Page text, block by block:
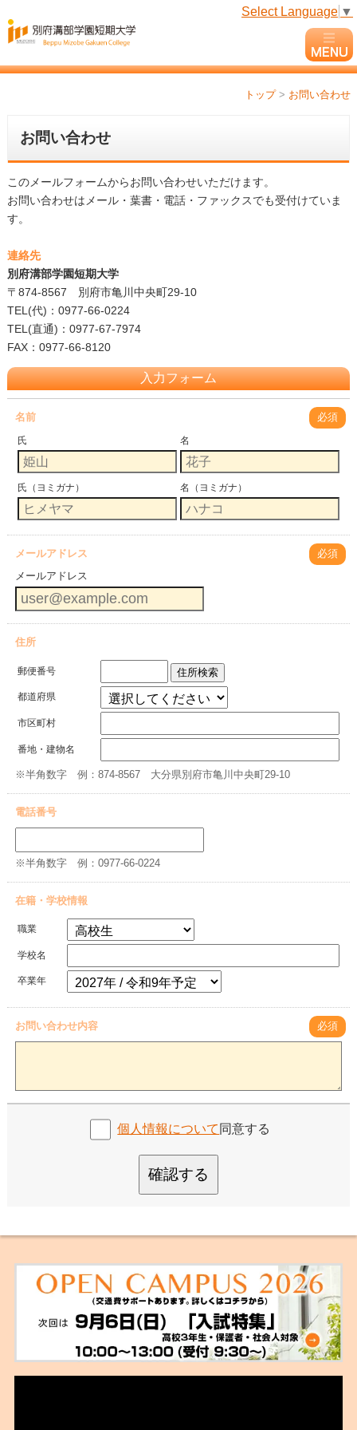
Select Language ▼
トップ > お問い合わせ
お問い合わせ
このメールフォームからお問い合わせいただけます。
お問い合わせはメール・葉書・電話・ファックスでも受付けていま
す。
連絡先
別府溝部学園短期大学
〒874-8567 別府市亀川中央町29-10
TEL(代)：0977-66-0224
TEL(直通)：0977-67-7974
FAX：0977-66-8120
入力フォーム
名前 必須
氏 名
氏（ヨミガナ） 名（ヨミガナ）
メールアドレス
必須
メールアドレス
住所
郵便番号 住所検索
都道府県
市区町村
番地・建物名
※半角数字 例：874-8567 大分県別府市亀川中央町29-10
電話番号
※半角数字 例：0977-66-0224
在籍・学校情報
職業
学校名
卒業年
お問い合わせ内容 必須
個人情報について 同意する
確認する